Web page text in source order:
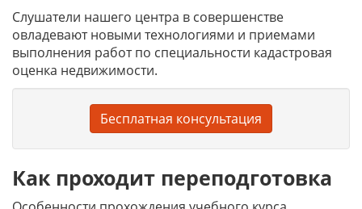
Слушатели нашего центра в совершенстве
овладевают новыми технологиями и приемами
выполнения работ по специальности кадастровая
оценка недвижимости.
Бесплатная консультация
Как проходит переподготовка